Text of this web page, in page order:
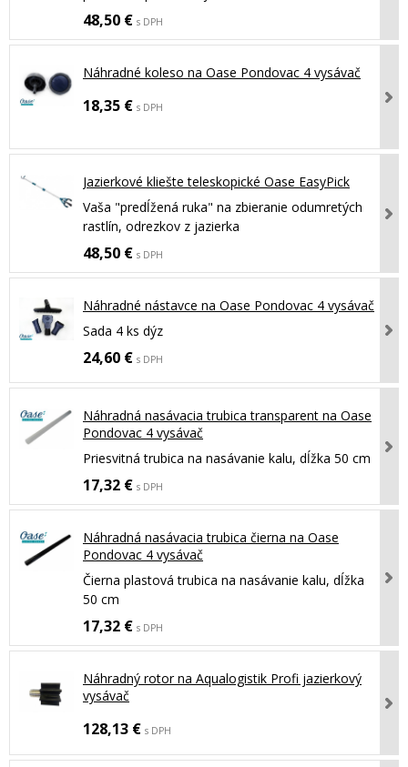
48,50 € s DPH
Náhradné koleso na Oase Pondovac 4 vysávač
18,35 € s DPH
Jazierkové kliešte teleskopické Oase EasyPick
Vaša "predĺžená ruka" na zbieranie odumretých
rastlín, odrezkov z jazierka
48,50 € s DPH
Náhradné nástavce na Oase Pondovac 4 vysávač
Sada 4 ks dýz
24,60 € s DPH
Náhradná nasávacia trubica transparent na Oase
Pondovac 4 vysávač
Priesvitná trubica na nasávanie kalu, dĺžka 50 cm
17,32 € s DPH
Náhradná nasávacia trubica čierna na Oase
Pondovac 4 vysávač
Čierna plastová trubica na nasávanie kalu, dĺžka
50 cm
17,32 € s DPH
Náhradný rotor na Aqualogistik Profi jazierkový
vysávač
128,13 € s DPH